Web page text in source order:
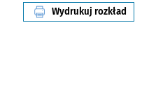
Wydrukuj rozkład
linii nr 134